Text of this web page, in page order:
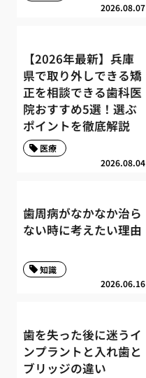
2026.08.07
【2026年最新】兵庫
県で取り外しできる矯
正を相談できる歯科医
院おすすめ5選！選ぶ
ポイントを徹底解説
2026.08.04
医療
歯周病がなかなか治ら
ない時に考えたい理由
2026.06.16
知識
歯を失った後に迷うイ
ンプラントと入れ歯と
ブリッジの違い